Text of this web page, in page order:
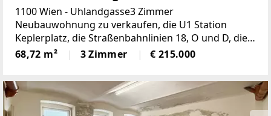
1100 Wien - Uhlandgasse3 Zimmer
Neubauwohnung zu verkaufen, die U1 Station
Keplerplatz, die Straßenbahnlinien 18, O und D, die
Buslinie 14A sowie der Hauptbahnhof sind in kurzer
Gehdistanz erreichbar, die Wohnung befindet
68,72 m² 3 Zimmer € 215.000